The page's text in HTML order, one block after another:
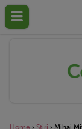
Home › Stiri › Mihai